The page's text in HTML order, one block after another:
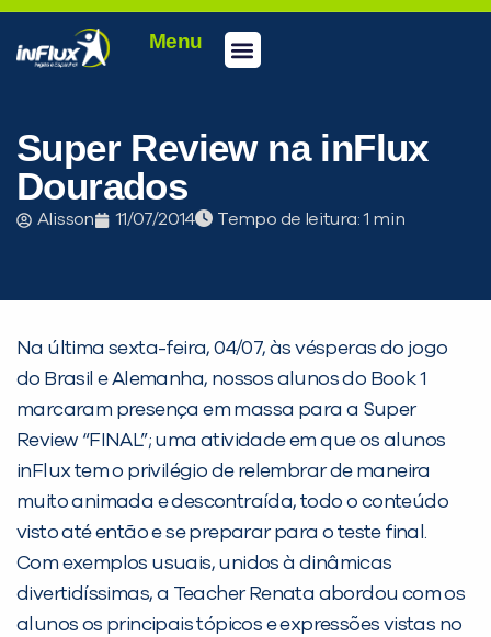
Menu
Super Review na inFlux
Dourados
Alisson 11/07/2014 Tempo de leitura:
Na última sexta-feira, 04/07, às vésperas do jogo
do Brasil e Alemanha, nossos alunos do Book 1
marcaram presença em massa para a Super
Review “FINAL”; uma atividade em que os alunos
inFlux tem o privilégio de relembrar de maneira
muito animada e descontraída, todo o conteúdo
visto até então e se preparar para o teste final.
Com exemplos usuais, unidos à dinâmicas
divertidíssimas, a Teacher Renata abordou com os
alunos os principais tópicos e expressões vistas no
PEÇA UMA DEMONSTRAÇÃO DE MÉTODO
Desculpe!
Não encontramos nenhuma unidade
inFlux nesta cidade ou bairro que
você digitou.